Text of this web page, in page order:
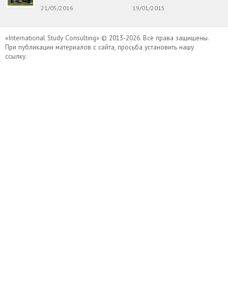
21/05/2016 19/01/2015
«International Study Consulting» © 2013-2026. Все права защищены.
При публикации материалов с сайта, просьба установить нашу
ссылку.